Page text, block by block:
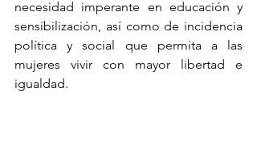
necesidad imperante en educación y
sensibilización, así como de incidencia
política y social que permita a las
mujeres vivir con mayor libertad e
igualdad.